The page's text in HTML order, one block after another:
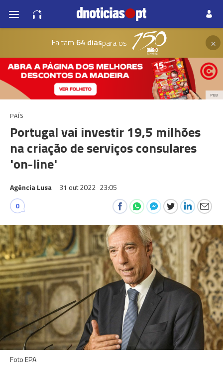
Faltam 64 diaspara os ×
PUB
PAÍS
Portugal vai investir 19,5 milhões
na criação de serviços consulares
'on-line'
Agência Lusa 31 out 2022 23:05
0
Foto EPA